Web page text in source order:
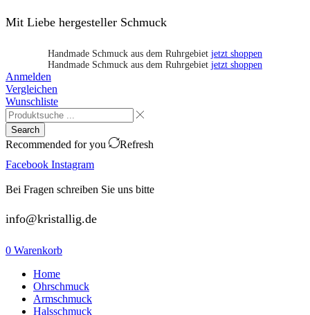
Mit Liebe hergesteller Schmuck
Handmade Schmuck aus dem Ruhrgebiet jetzt shoppen
Handmade Schmuck aus dem Ruhrgebiet jetzt shoppen
Anmelden
Vergleichen
Wunschliste
Search
Recommended for you
Refresh
Facebook Instagram
Bei Fragen schreiben Sie uns bitte
info@kristallig.de
0 Warenkorb
Home
Ohrschmuck
Armschmuck
Halsschmuck